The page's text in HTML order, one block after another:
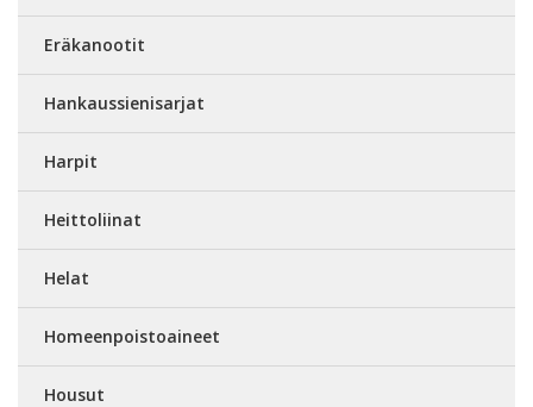
Eräkanootit
Hankaussienisarjat
Harpit
Heittoliinat
Helat
Homeenpoistoaineet
Housut